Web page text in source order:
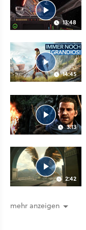
13:48
14:45
3:13
2:42
mehr anzeigen